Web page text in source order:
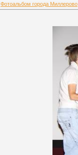
Фотоальбом города Миллерово